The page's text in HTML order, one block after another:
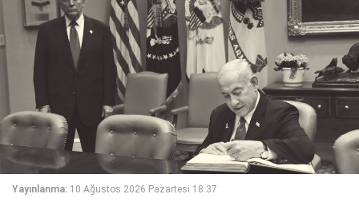
Yayınlanma: 10 Ağustos 2026 Pazartesi 18:37